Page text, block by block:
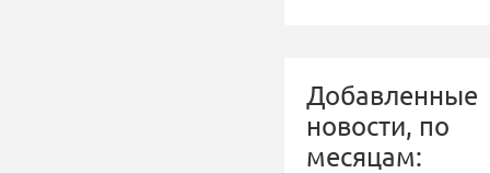
Добавленные
новости, по
месяцам: